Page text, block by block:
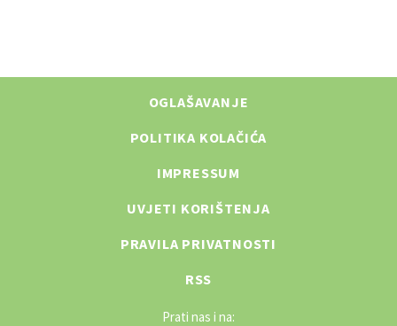
OGLAŠAVANJE
POLITIKA KOLAČIĆA
IMPRESSUM
UVJETI KORIŠTENJA
PRAVILA PRIVATNOSTI
RSS
Prati nas i na: